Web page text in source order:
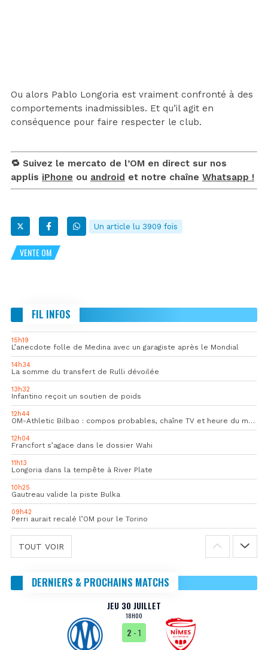
Ou alors Pablo Longoria est vraiment confronté à des
comportements inadmissibles. Et qu’il agit en
conséquence pour faire respecter le club.
🔁 Suivez le mercato de l’OM en direct sur nos
applis iPhone ou android et notre chaîne Whatsapp !
Un article lu 3909 fois
VENTE OM
FIL INFOS
15h19
L’anecdote folle de Medina avec un garagiste après le Mondial
14h34
La somme du transfert de Rulli dévoilée
13h32
Infantino reçoit un soutien de poids
12h44
OM-Athletic Bilbao : compos probables, chaîne TV et heure du match
12h04
Francfort s’agace dans le dossier Wahi
11h13
Longoria dans la tempête à River Plate
10h25
Gautreau valide la piste Bulka
09h42
Perri aurait recalé l’OM pour le Torino
TOUT VOIR
DERNIERS & PROCHAINS MATCHS
JEU 30 JUILLET
18H00
2 - 1